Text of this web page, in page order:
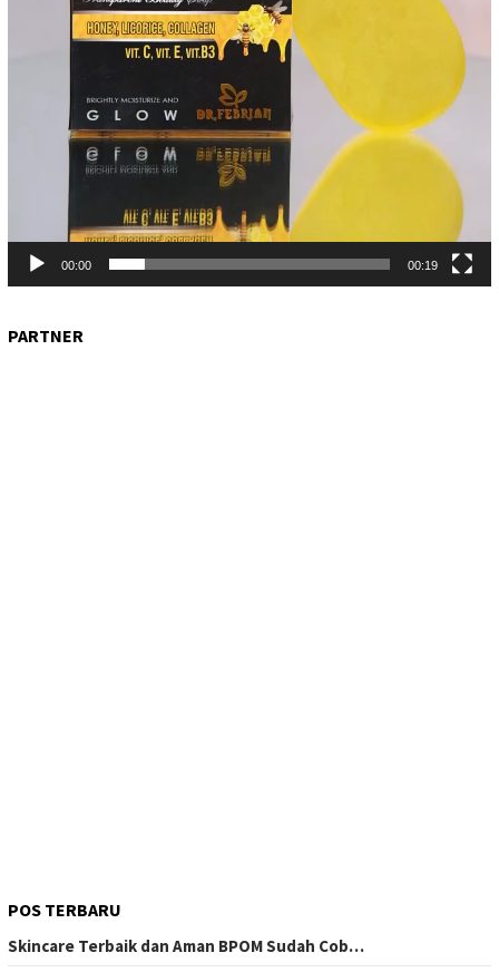
00:00 00:19
PARTNER
POS TERBARU
Skincare Terbaik dan Aman BPOM Sudah Cob…